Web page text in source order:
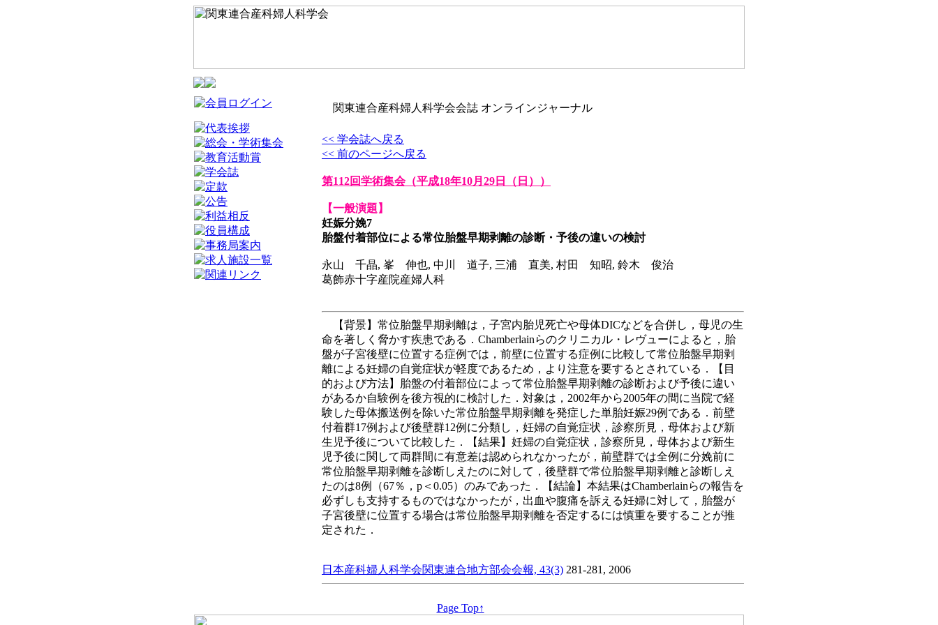
関東連合産科婦人科学会会誌 オンラインジャーナル
<< 学会誌へ戻る
<< 前のページへ戻る
第112回学術集会（平成18年10月29日（日））
【一般演題】
妊娠分娩7
胎盤付着部位による常位胎盤早期剥離の診断・予後の違いの検討
永山 千晶, 峯 伸也, 中川 道子, 三浦 直美, 村田 知昭, 鈴木 俊治
葛飾赤十字産院産婦人科
【背景】常位胎盤早期剥離は，子宮内胎児死亡や母体DICなどを合併し，母児の生
命を著しく脅かす疾患である．Chamberlainらのクリニカル・レヴューによると，胎
盤が子宮後壁に位置する症例では，前壁に位置する症例に比較して常位胎盤早期剥
離による妊婦の自覚症状が軽度であるため，より注意を要するとされている．【目
的および方法】胎盤の付着部位によって常位胎盤早期剥離の診断および予後に違い
があるか自験例を後方視的に検討した．対象は，2002年から2005年の間に当院で経
験した母体搬送例を除いた常位胎盤早期剥離を発症した単胎妊娠29例である．前壁
付着群17例および後壁群12例に分類し，妊婦の自覚症状，診察所見，母体および新
生児予後について比較した．【結果】妊婦の自覚症状，診察所見，母体および新生
児予後に関して両群間に有意差は認められなかったが，前壁群では全例に分娩前に
常位胎盤早期剥離を診断しえたのに対して，後壁群で常位胎盤早期剥離と診断しえ
たのは8例（67％，p＜0.05）のみであった．【結論】本結果はChamberlainらの報告を
必ずしも支持するものではなかったが，出血や腹痛を訴える妊婦に対して，胎盤が
子宮後壁に位置する場合は常位胎盤早期剥離を否定するには慎重を要することが推
定された．
日本産科婦人科学会関東連合地方部会会報, 43(3) 281-281, 2006
Page Top↑